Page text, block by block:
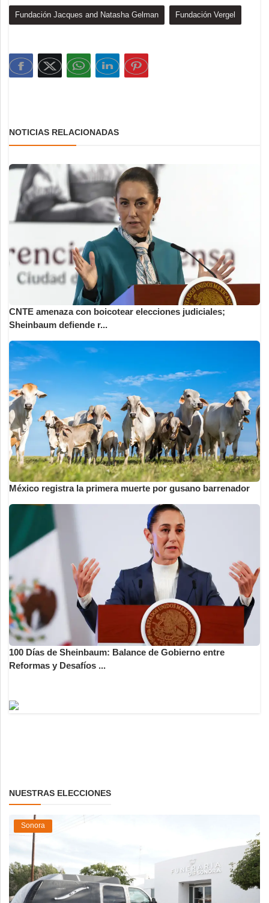
Fundación Jacques and Natasha Gelman Fundación Vergel
NOTICIAS RELACIONADAS
CNTE amenaza con boicotear elecciones judiciales;
Sheinbaum defiende r...
México registra la primera muerte por gusano barrenador
100 Días de Sheinbaum: Balance de Gobierno entre
Reformas y Desafíos ...
NUESTRAS ELECCIONES
Sonora